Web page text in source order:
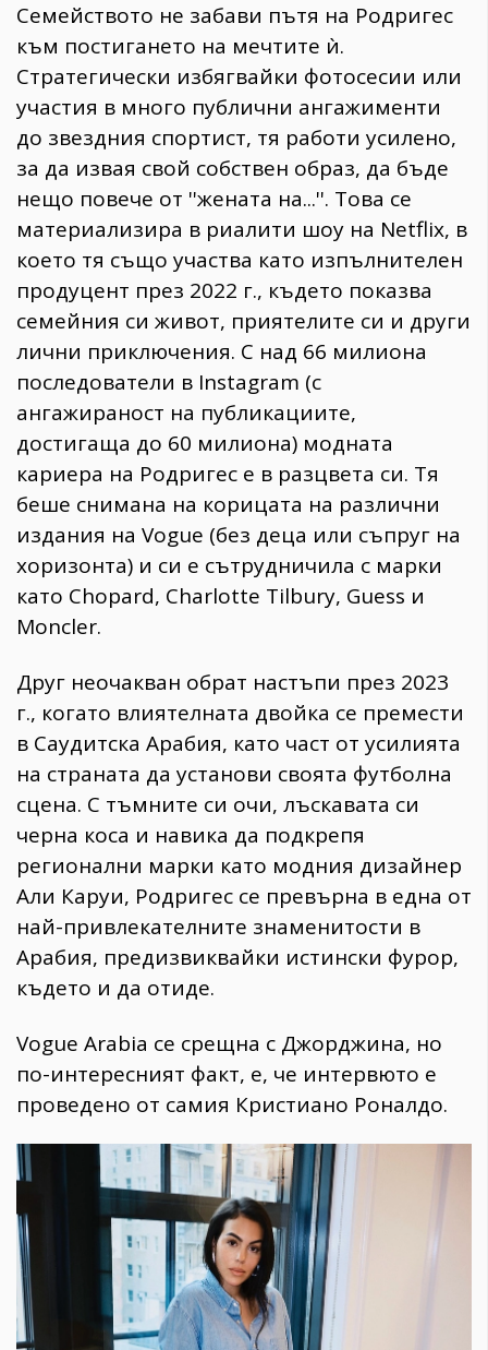
Семейството не забави пътя на Родригес
към постигането на мечтите ѝ.
Стратегически избягвайки фотосесии или
участия в много публични ангажименти
до звездния спортист, тя работи усилено,
за да извая свой собствен образ, да бъде
нещо повече от ''жената на...''. Това се
материализира в риалити шоу на Netflix, в
което тя също участва като изпълнителен
продуцент през 2022 г., където показва
семейния си живот, приятелите си и други
лични приключения. С над 66 милиона
последователи в Instagram (с
ангажираност на публикациите,
достигаща до 60 милиона) модната
кариера на Родригес е в разцвета си. Тя
беше снимана на корицата на различни
издания на Vogue (без деца или съпруг на
хоризонта) и си е сътрудничила с марки
като Chopard, Charlotte Tilbury, Guess и
Moncler.
Друг неочакван обрат настъпи през 2023
г., когато влиятелната двойка се премести
в Саудитска Арабия, като част от усилията
на страната да установи своята футболна
сцена. С тъмните си очи, лъскавата си
черна коса и навика да подкрепя
регионални марки като модния дизайнер
Али Каруи, Родригес се превърна в една от
най-привлекателните знаменитости в
Арабия, предизвиквайки истински фурор,
където и да отиде.
Vogue Arabia се срещна с Джорджина, но
по-интересният факт, е, че интервюто е
проведено от самия Кристиано Роналдо.